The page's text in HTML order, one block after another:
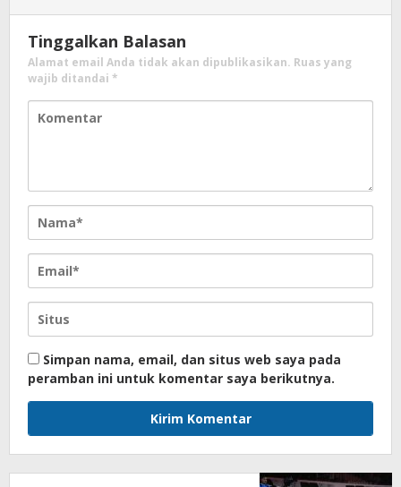
Tinggalkan Balasan
Alamat email Anda tidak akan dipublikasikan. Ruas yang
wajib ditandai *
Simpan nama, email, dan situs web saya pada
peramban ini untuk komentar saya berikutnya.